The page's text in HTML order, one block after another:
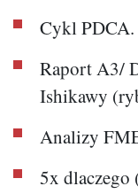
Cykl PDCA.
Raport A3/
Ishikawy
Analizy
5x dlaczego